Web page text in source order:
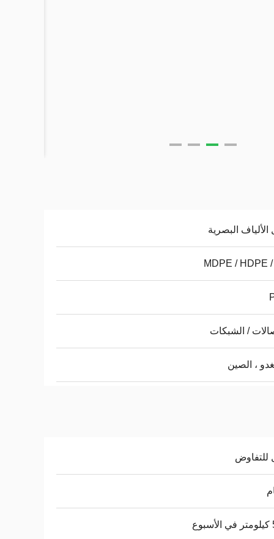
الألياف البصرية
MDPE / HDPE
/ الشبكات
، الصين
للتفاوض